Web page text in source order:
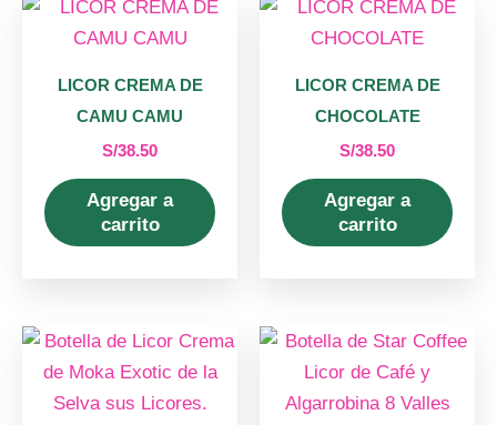
LICOR CREMA DE
CAMU CAMU
S/38.50
Agregar a
carrito
LICOR CREMA DE
CHOCOLATE
S/38.50
Agregar a
carrito